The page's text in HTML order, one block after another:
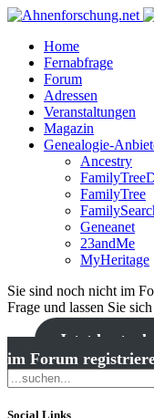
Home
Fernabfrage
Forum
Adressen
Veranstaltungen
Magazin
Genealogie-
Ancestry
FamilyTree
Geneanet
23andMe
MyHeritage
Sie sind noch nicht im
Frage und lassen Sie
Jetzt kostenlos
im Forum
Social Links